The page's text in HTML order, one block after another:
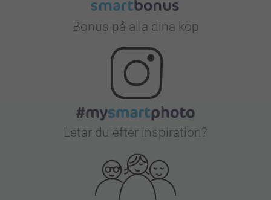
Bonus på alla dina köp
Letar du efter inspiration?